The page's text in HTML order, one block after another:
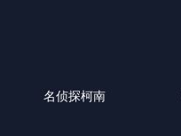
名侦探柯南